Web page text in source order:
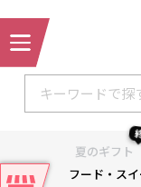
夏のギフト
フード・ス